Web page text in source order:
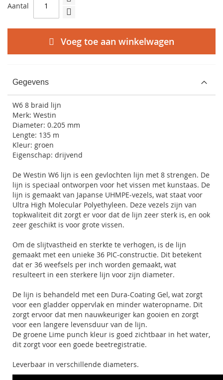
Aantal
Voeg toe aan winkelwagen
Gegevens
W6 8 braid lijn
Merk: Westin
Diameter: 0.205 mm
Lengte: 135 m
Kleur: groen
Eigenschap: drijvend
De Westin W6 lijn is een gevlochten lijn met 8 strengen. De
lijn is speciaal ontworpen voor het vissen met kunstaas. De
lijn is gemaakt van Japanse UHMPE-vezels, wat staat voor
Ultra High Molecular Polyethyleen. Deze vezels zijn van
topkwaliteit dit zorgt er voor dat de lijn zeer sterk is, en ook
zeer geschikt is voor grote vissen.
Om de slijtvastheid en sterkte te verhogen, is de lijn
gemaakt met een unieke 36 PIC-constructie. Dit betekent
dat er 36 weefsels per inch worden gemaakt, wat
resulteert in een sterkere lijn voor zijn diameter.
De lijn is behandeld met een Dura-Coating Gel, wat zorgt
voor een gladder oppervlak en minder wateropname. Dit
zorgt ervoor dat men nauwkeuriger kan gooien en zorgt
voor een langere levensduur van de lijn.
De groene Lime punch kleur is goed zichtbaar in het water,
dit zorgt voor een goede beetregistratie.
Leverbaar in verschillende diameters.